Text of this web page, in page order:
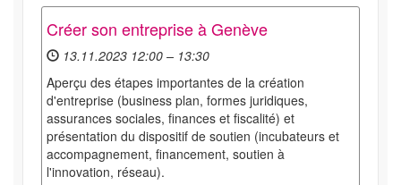
Créer son entreprise à Genève
13.11.2023 12:00 – 13:30
Aperçu des étapes importantes de la création
d'entreprise (business plan, formes juridiques,
assurances sociales, finances et fiscalité) et
présentation du dispositif de soutien (incubateurs et
accompagnement, financement, soutien à
l'innovation, réseau).